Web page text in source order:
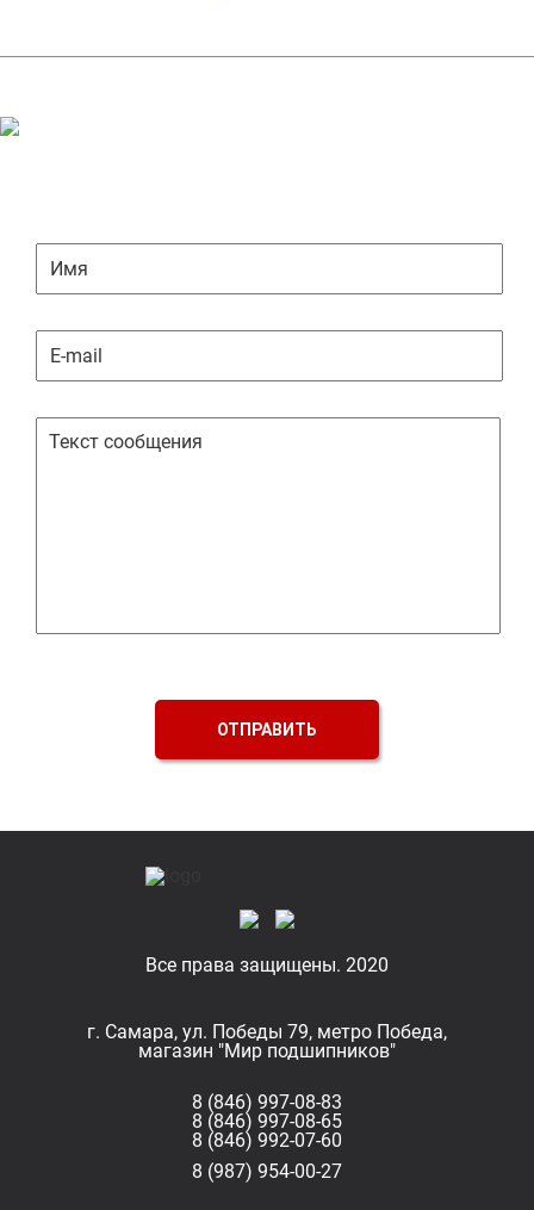
ОТПРАВИТЬ
Все права защищены. 2020
г. Самара, ул. Победы 79, метро Победа,
магазин "Мир подшипников"
8 (846) 997-08-83
8 (846) 997-08-65
8 (846) 992-07-60
8 (987) 954-00-27